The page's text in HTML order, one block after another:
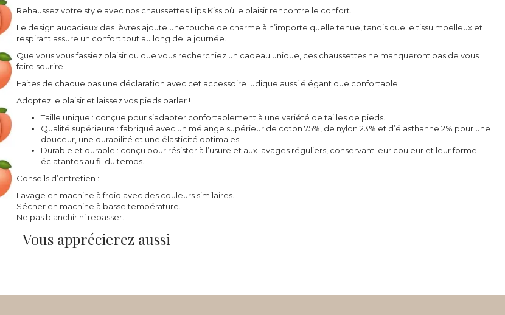
Rehaussez votre style avec nos chaussettes Lips Kiss où le plaisir rencontre le confort.
Le design audacieux des lèvres ajoute une touche de charme à n’importe quelle tenue, tandis que le tissu moelleux et
respirant assure un confort tout au long de la journée.
Que vous vous fassiez plaisir ou que vous recherchiez un cadeau unique, ces chaussettes ne manqueront pas de vous
faire sourire.
Faites de chaque pas une déclaration avec cet accessoire ludique aussi élégant que confortable.
Adoptez le plaisir et laissez vos pieds parler !
Taille unique : conçue pour s’adapter confortablement à une variété de tailles de pieds.
Qualité supérieure : fabriqué avec un mélange supérieur de coton 75%, de nylon 23% et d’élasthanne 2% pour une
douceur, une durabilité et une élasticité optimales.
Durable et durable : conçu pour résister à l’usure et aux lavages réguliers, conservant leur couleur et leur forme
éclatantes au fil du temps.
Conseils d’entretien :
Lavage en machine à froid avec des couleurs similaires.
Sécher en machine à basse température.
Ne pas blanchir ni repasser.
Vous apprécierez aussi